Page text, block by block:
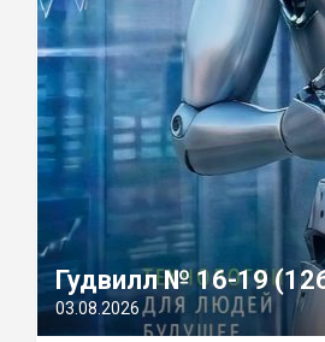
Гудвилл № 16-19
03.08.2026